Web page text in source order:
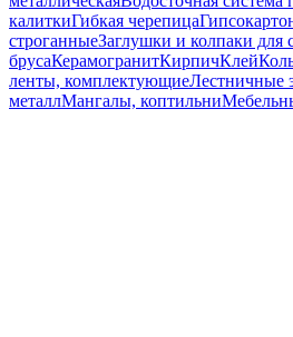
калиткиГибкая черепица
строганныеЗаглушки и колпаки для
брусаКерамогранитКирпичКлей
ленты, комплектующиеЛестничные
металлМангалы, коптильни